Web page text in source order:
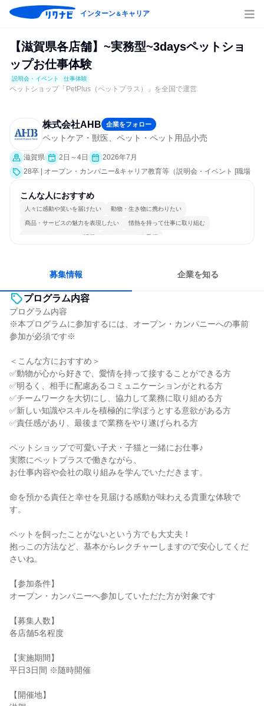
インターン＆キャリア
【滋賀県各店舗】~実務型~3daysペットショ
ップお仕事体験
説明会・イベント 仕事体験
ペットショップ「PetPlus（ペットプラス）」を全国で運営
株式会社AHB 企業をフォロー
ペットケア・獣医、ペット・ペット用品小売
滋賀県 2日～4日
2026年7月
28卒 | オープン・カンパニー&キャリア教育等（説明会・イベント [職場
こんな人におすすめ
人々に感動や笑いを届けたい 動物・生き物に携わりたい
商品・サービスの魅力を表現したい 情熱を持って仕事に取り組む
コミュニケーションが活発 チームワークを重視
募集情報 企業を知る
プログラム内容
プログラム内容
※本プログラムに参加するには、オープン・カンパニーへの事前
参加が必須です※
＜こんな方におすすめ＞
✅動物が心から好きで、愛情を持って接することができる方
✅明るく、相手に配慮あるコミュニケーションがとれる方
✅チームワークを大切にし、協力して業務に取り組める方
✅新しい知識やスキルを積極的に学ぼうとする意欲がある方
✅責任感があり、最後まで業務をやり遂げられる方
ペットショップで可愛い子犬・子猫と一緒にお仕事♪
実際にペットプラスで働きながら、
お仕事内容や会社の取り組みを学んでいただきます。
命を預かる責任と幸せを見届ける感動が味わえる貴重な体験で
す。
ペットを飼ったことがないという方でも大丈夫！
抱っこの方法など、基本からレクチャーしますので安心してくだ
さいね。
【参加条件】
オープン・カンパニーへ参加していただた方が対象です
【募集人数】
各店舗5名程度
【実施期間】
平日3日間 ※随時開催
【開催地】